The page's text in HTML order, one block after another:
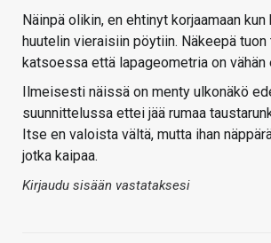
Näinpä olikin, en ehtinyt korjaamaan
huutelin vieraisiin pöytiin. Näkeepä
katsoessa että lapageometria on vähän
Ilmeisesti näissä on menty ulkonäkö
suunnittelussa ettei jää rumaa
Itse en valoista vältä, mutta ihan
jotka kaipaa.
Kirjaudu sisään vastataksesi